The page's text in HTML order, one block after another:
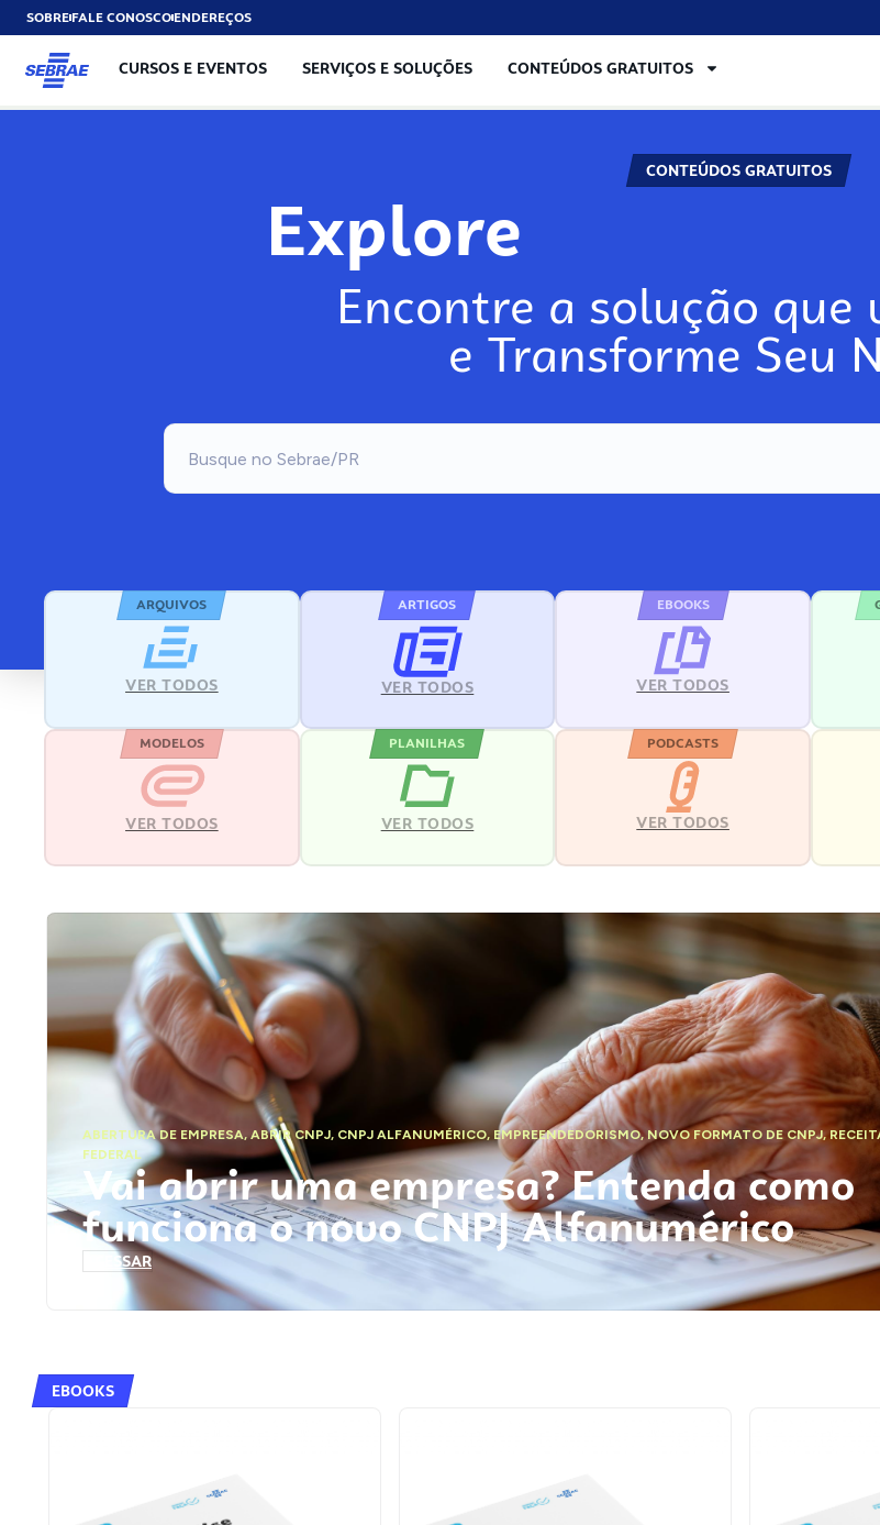
SOBREFALE CONOSCOENDEREÇOS
CURSOS E EVENTOS SERVIÇOS E SOLUÇÕES CONTEÚDOS GRATUITOS
CONTEÚDOS GRATUITOS
Explore
Encontre a solução que
e Transforme Seu
ARQUIVOS
VER TODOS
ARTIGOS
VER TODOS
EBOOKS
VER TODOS
MODELOS
VER TODOS
PLANILHAS
VER TODOS
PODCASTS
VER TODOS
ABERTURA DE EMPRESA,ABRIR CNPJ, CNPJ ALFANUMÉRICO, EMPREENDEDORISMO,NOVO FORMATO DE CNPJ,
FEDERAL
Vai abrir uma empresa? Entenda como
funciona o novo CNPJ Alfanumérico
ACESSAR
EBOOKS